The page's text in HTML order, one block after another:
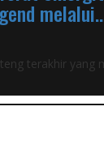
terakhir yang